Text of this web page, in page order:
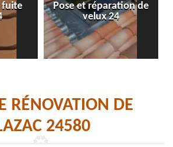
Pose et réparation de
velux 24
RÉNOVATION DE
24580